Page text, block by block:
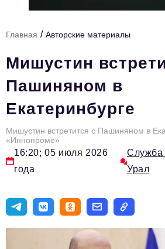
Инфраструктура развития
Технологии и тренды
Ниши и рынки
Цитаты
Туризм
Новости
Импортозамещение
ИННОПРОМ
Авторские материалы
Главная / Авторские материалы
Мишустин
Пашиняном в
Екатеринбурге
Мишустин встретится с Пашиняном в
«Иннопроме»
16:20; 05 июля 2026
года
Урал